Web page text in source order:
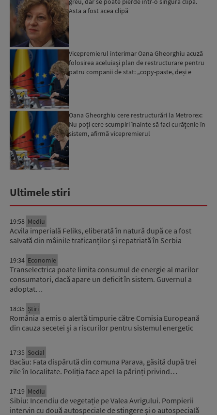
Asta a fost acea clipă
Vicepremierul interimar Oana Gheorghiu acuză
folosirea aceluiași plan de restructurare pentru
patru companii de stat: „copy-paste, deși e
Oana Gheorghiu cere restructurări la Metrorex:
Nu poți cere scumpiri înainte să faci curățenie în
sistem, afirmă vicepremierul
Ultimele stiri
19:58 Mediu
Acvila imperială Feliks, eliberată în natură după ce a fost
salvată din mâinile traficanților și repatriată în Serbia
19:34 Economie
Transelectrica poate limita consumul de energie al marilor
consumatori, dacă apare un deficit în sistem. Guvernul a
adoptat…
18:35 Știri
România a emis o alertă timpurie către Comisia Europeană
din cauza secetei și a riscurilor pentru sistemul energetic
17:35 Social
Bacău: Fata dispărută din comuna Parava, găsită după trei
zile în localitate. Poliția face apel la părinți privind…
17:19 Mediu
Sibiu: Incendiu de vegetație pe Valea Avrigului. Pompierii
intervin cu două autospeciale de stingere și o autospecială